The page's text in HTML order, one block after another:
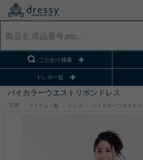
こだわり検索
ドレス一覧
バイカラーウエストリボンドレス
TOP アイテム一覧 ドレス バイカラーウエスト